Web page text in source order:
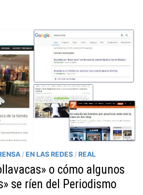
/ EN LAS REDES / REAL
o cómo algunos
se ríen del Periodismo